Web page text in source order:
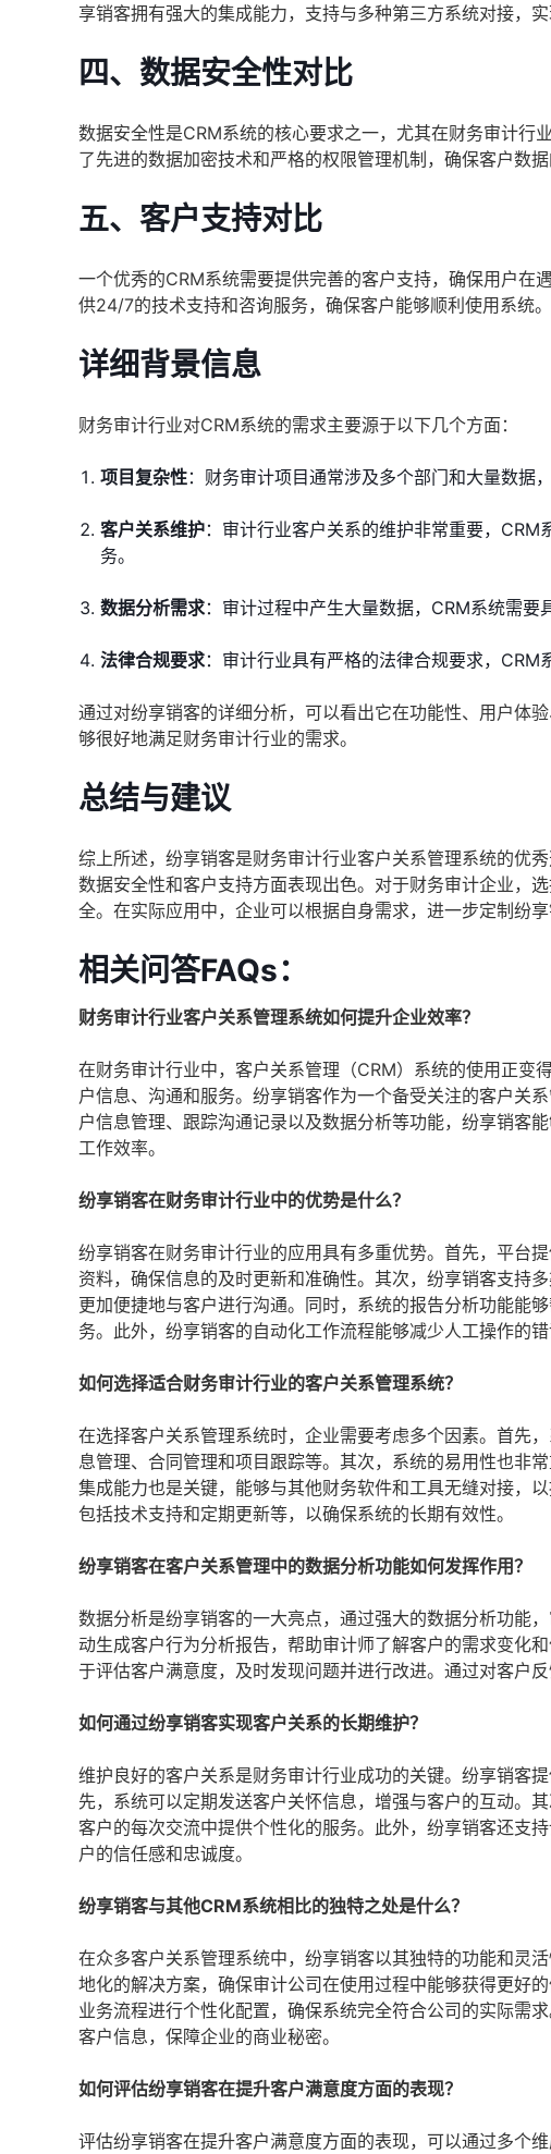
享销客拥有强大的集成能力，支持与多种第三方系统对接，实
四、数据安全性对比
数据安全性是CRM系统的核心要求之一，尤其在财务审计行
了先进的数据加密技术和严格的权限管理机制，确保客户数据
五、客户支持对比
一个优秀的CRM系统需要提供完善的客户支持，确保用户在
供24/7的技术支持和咨询服务，确保客户能够顺利使用系统。
详细背景信息
财务审计行业对CRM系统的需求主要源于以下几个方面：
项目复杂性：财务审计项目通常涉及多个部门和大量数据
客户关系维护：审计行业客户关系的维护非常重要，
务。
数据分析需求：审计过程中产生大量数据，CRM系统需要
法律合规要求：审计行业具有严格的法律合规要求，CRM
通过对纷享销客的详细分析，可以看出它在功能性、用户体
够很好地满足财务审计行业的需求。
总结与建议
综上所述，纷享销客是财务审计行业客户关系管理系统的优
数据安全性和客户支持方面表现出色。对于财务审计企业，
全。在实际应用中，企业可以根据自身需求，进一步定制纷享
相关问答FAQs：
财务审计行业客户关系管理系统如何提升企业效率？
在财务审计行业中，客户关系管理（CRM）系统的使用正变
户信息、沟通和服务。纷享销客作为一个备受关注的客户关
户信息管理、跟踪沟通记录以及数据分析等功能，纷享销客
工作效率。
纷享销客在财务审计行业中的优势是什么？
纷享销客在财务审计行业的应用具有多重优势。首先，平台
资料，确保信息的及时更新和准确性。其次，纷享销客支持
更加便捷地与客户进行沟通。同时，系统的报告分析功能能
务。此外，纷享销客的自动化工作流程能够减少人工操作的
如何选择适合财务审计行业的客户关系管理系统？
在选择客户关系管理系统时，企业需要考虑多个因素。首先
息管理、合同管理和项目跟踪等。其次，系统的易用性也非
集成能力也是关键，能够与其他财务软件和工具无缝对接，
包括技术支持和定期更新等，以确保系统的长期有效性。
纷享销客在客户关系管理中的数据分析功能如何发挥作用？
数据分析是纷享销客的一大亮点，通过强大的数据分析功能
动生成客户行为分析报告，帮助审计师了解客户的需求变化
于评估客户满意度，及时发现问题并进行改进。通过对客户
如何通过纷享销客实现客户关系的长期维护？
维护良好的客户关系是财务审计行业成功的关键。纷享销客
先，系统可以定期发送客户关怀信息，增强与客户的互动。
客户的每次交流中提供个性化的服务。此外，纷享销客还支
户的信任感和忠诚度。
纷享销客与其他CRM系统相比的独特之处是什么？
在众多客户关系管理系统中，纷享销客以其独特的功能和灵
地化的解决方案，确保审计公司在使用过程中能够获得更好
业务流程进行个性化配置，确保系统完全符合公司的实际需
客户信息，保障企业的商业秘密。
如何评估纷享销客在提升客户满意度方面的表现？
评估纷享销客在提升客户满意度方面的表现，可以通过多个